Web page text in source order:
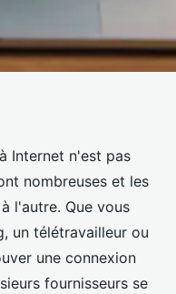
2022
Internet n'est pas
nombreuses et les
l'autre. Que vous
un télétravailleur ou
une connexion
fournisseurs se